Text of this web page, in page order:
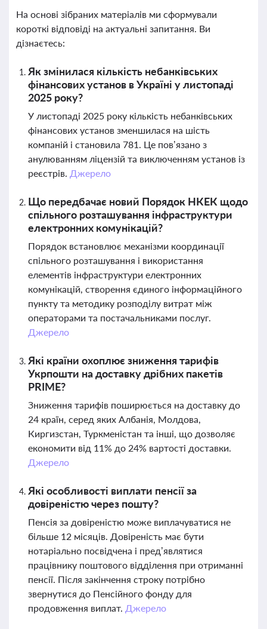
На основі зібраних матеріалів ми сформували
короткі відповіді на актуальні запитання. Ви
дізнаєтесь:
Як змінилася кількість небанківських
фінансових установ в Україні у листопаді
2025 року?
У листопаді 2025 року кількість небанківських
фінансових установ зменшилася на шість
компаній і становила 781. Це пов’язано з
анулюванням ліцензій та виключенням установ із
реєстрів. Джерело
Що передбачає новий Порядок НКЕК щодо
спільного розташування інфраструктури
електронних комунікацій?
Порядок встановлює механізми координації
спільного розташування і використання
елементів інфраструктури електронних
комунікацій, створення єдиного інформаційного
пункту та методику розподілу витрат між
операторами та постачальниками послуг.
Джерело
Які країни охоплює зниження тарифів
Укрпошти на доставку дрібних пакетів
PRIME?
Зниження тарифів поширюється на доставку до
24 країн, серед яких Албанія, Молдова,
Киргизстан, Туркменістан та інші, що дозволяє
економити від 11% до 24% вартості доставки.
Джерело
Які особливості виплати пенсії за
довіреністю через пошту?
Пенсія за довіреністю може виплачуватися не
більше 12 місяців. Довіреність має бути
нотаріально посвідчена і пред’являтися
працівнику поштового відділення при отриманні
пенсії. Після закінчення строку потрібно
звернутися до Пенсійного фонду для
продовження виплат. Джерело